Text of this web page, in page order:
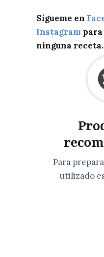
Sígueme en
Instagram
ninguna receta.
Para
utilizado